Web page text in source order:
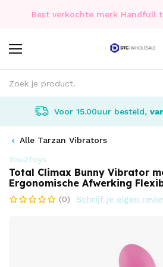
Best verkochte merk Handfull
Voor 15.00uur besteld,
Alle Tarzan Vibrators
You2Toys
Total Climax Bunny Vibrator
Ergonomische Afwerking
(0) Schrijf je eigen